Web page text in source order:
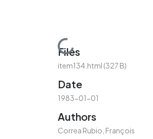
Loading...
Files
item134.html (327 B)
Date
1983-01-01
Authors
Correa Rubio, François